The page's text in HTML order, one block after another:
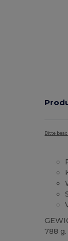
Bitte
788 g.